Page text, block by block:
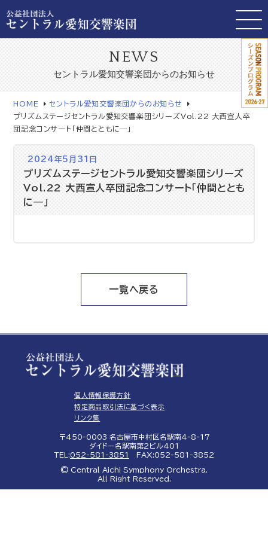
NEWS
セントラル愛知交響楽団からのお知らせ
HOME
セントラル愛知交響楽団からのお知らせ
プリズムステージセントラル愛知交響楽団シリーズVol.22 大西宣人卒
団記念コンサート「仲間とともに―」
2024年5月31日
プリズムステージセントラル愛知交響楽団シリーズ
Vol.22 大西宣人卒団記念コンサート「仲間ととも
に―」
一覧へ戻る
個人情報保護方針
特定商品取引法に基づく表示
リンク集
〒450-0003 名古屋市中村区名駅南4-8-17
ダイドー名駅南第2ビル401
TEL:052-581-3851 FAX:052-581-3852
© Central Aichi Symphony Orchestra.
All Right Reserved.